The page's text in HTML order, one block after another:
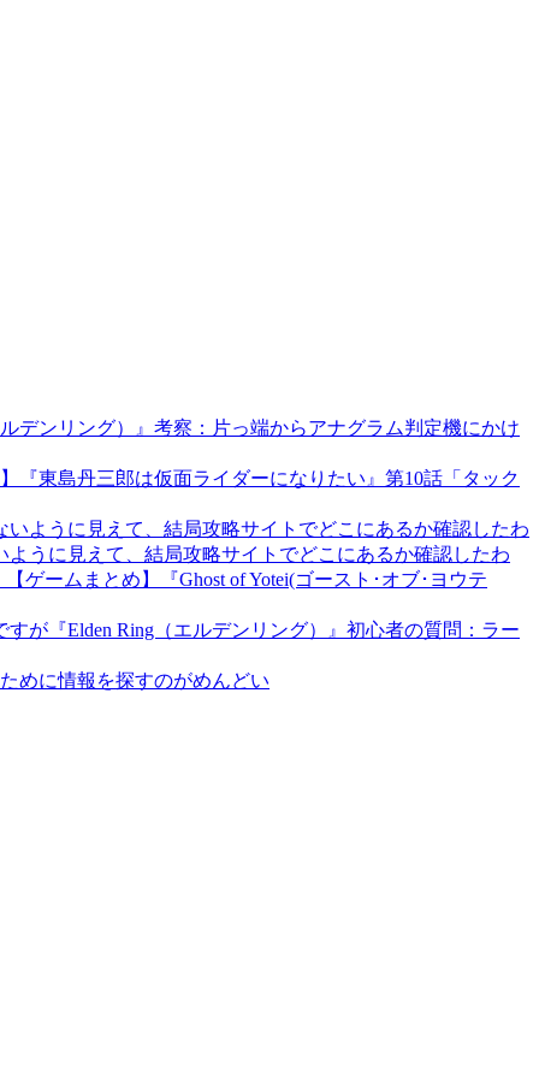
デンリング）』考察：片っ端からアナグラム判定機にかけ
『東島丹三郎は仮面ライダーになりたい』第10話「タック
うに見えて、結局攻略サイトでどこにあるか確認したわ
【ゲームまとめ】『Ghost of Yotei(ゴースト･オブ･ヨウテ
『Elden Ring（エルデンリング）』初心者の質問：ラー
めに情報を探すのがめんどい